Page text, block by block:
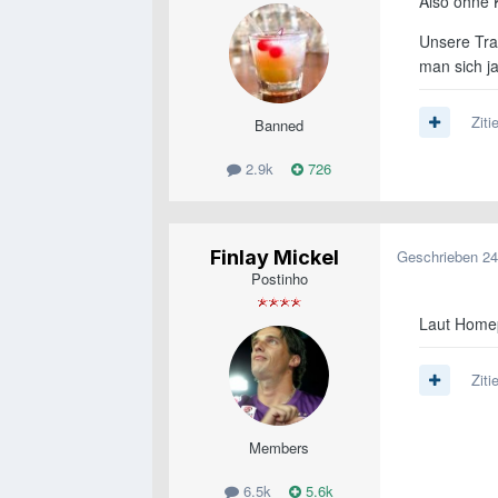
Banned
2.9k 726
Unsere
man sich
Finlay Mickel
Postinho
Members
6.5k 5.6k
Geschrieben
Laut